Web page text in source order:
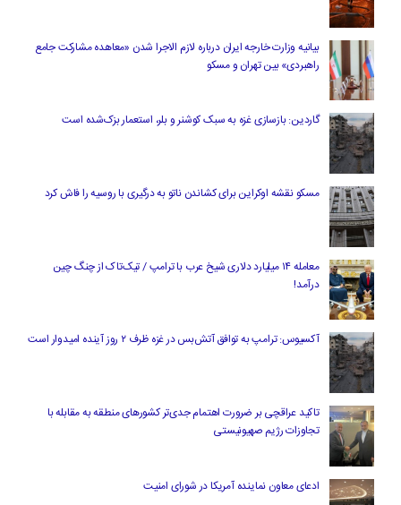
بیانیه وزارت خارجه ایران درباره لازم‌ الاجرا شدن «معاهده مشارکت جامع
راهبردی» بین تهران و مسکو
گاردین: بازسازی غزه به سبک کوشنر و بلر، استعمار بزک‌شده است
مسکو نقشه اوکراین برای کشاندن ناتو به درگیری با روسیه را فاش کرد
معامله ۱۴ میلیارد دلاری شیخ عرب با ترامپ / تیک‌تاک از چنگ چین
درآمد!
آکسیوس: ترامپ به توافق آتش‌بس در غزه ظرف ۲ روز آینده امیدوار است
تاکید عراقچی بر ضرورت اهتمام جدی‌تر کشورهای منطقه به مقابله با
تجاوزات رژیم صهیونیستی
ادعای معاون نماینده آمریکا در شورای امنیت